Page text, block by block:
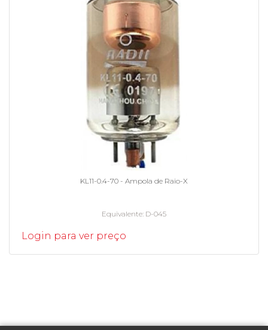
KL11-0.4-70 - Ampola de Raio-X
Equivalente D-045
Login para ver preço